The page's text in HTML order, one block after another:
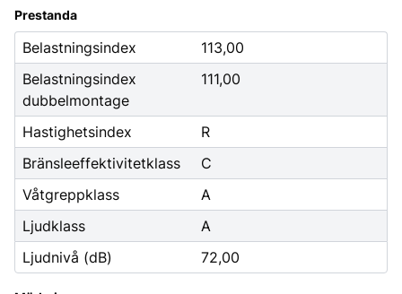
Prestanda
Belastningsindex
113,00
Belastningsindex
dubbelmontage
111,00
Hastighetsindex
R
Bränsleeffektivitetklass
C
Våtgreppklass
A
Ljudklass
A
Ljudnivå (dB)
72,00